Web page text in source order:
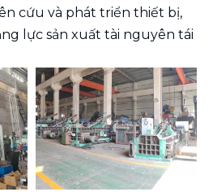
cứu và phát triển thiết bị,
lực sản xuất tài nguyên tái